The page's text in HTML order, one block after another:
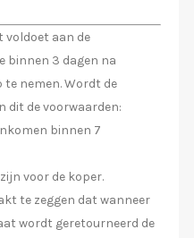
voldoet aan de
binnen 3 dagen na
nemen. Wordt de
dit de voorwaarden:
binnen 7
voor de koper.
te zeggen dat wanneer
wordt geretourneerd de